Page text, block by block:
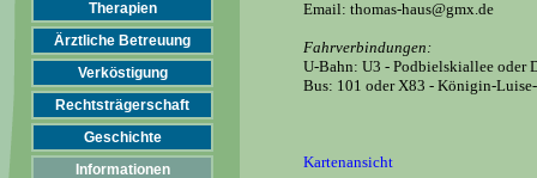
Therapien
Ärztliche Betreuung
Verköstigung
Rechtsträgerschaft
Geschichte
Informationen
Email: thomas-haus@gmx.de
Fahrverbindungen:
U-Bahn: U3 - Podbielskiallee oder
Bus: 101 oder X83 - Königin-
Kartenansicht